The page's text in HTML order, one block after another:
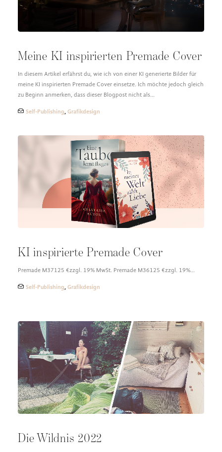
Meine KI inspirierten Premade Cover
In diesem Artikel erfährst du, wie ich von einer KI generierte Bilder für
meine KI inspirierten Premade Cover einsetze. Ich möchte jedoch gleich
zu Beginn anmerken, dass dieser Blogpost nicht als…
Self-Publishing, Grafikdesign
KI inspirierte Premade Cover
Premade M37125 €zzgl. 19% MwSt. Premade M36125 €zzgl. 19%…
Self-Publishing, Grafikdesign
Die Wildnis 2022